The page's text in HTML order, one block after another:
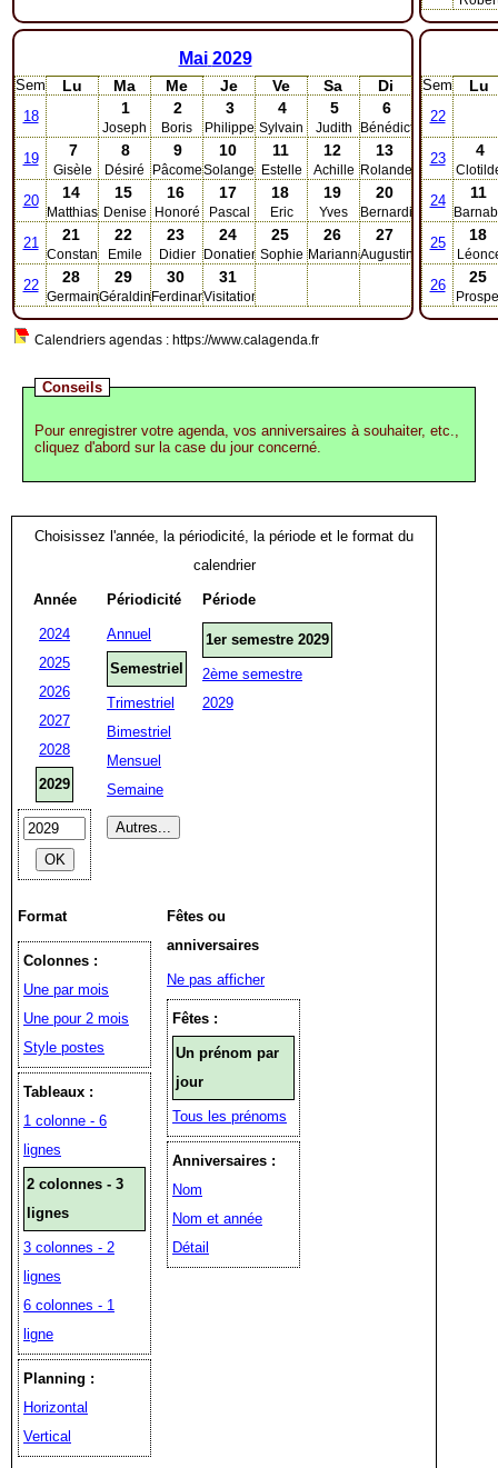
Mai 2029
Sem Lu Ma Me Je Ve Sa Di
18 1
Joseph
2
Boris
3
Philippe
4
Sylvain
5
Judith
6
Bénédicte
19 7
Gisèle
8
Désiré
9
Pâcome
10
Solange
11
Estelle
12
Achille
13
Rolande
20 14
Matthias
15
Denise
16
Honoré
17
Pascal
18
Eric
19
Yves
20
Bernardin
21 21
Constantin
22
Emile
23
Didier
24
Donatien
25
Sophie
26
Marianne
27
Augustin
22 28
Germain
29
Géraldine
30
Ferdinand
31
Visitation
Sem Lu
22
23 4
24 11
25 18
26 25
Calendriers agendas : https://www.calagenda.fr
Conseils
Pour enregistrer votre agenda, vos anniversaires à souhaiter, etc.,
cliquez d'abord sur la case du jour concerné.
Choisissez l'année, la périodicité, la période et le format du
calendrier
Année
2024
2025
2026
2027
2028
2029
Périodicité
Annuel
Semestriel
Trimestriel
Bimestriel
Mensuel
Semaine
Période
1er semestre 2029
2ème semestre
2029
Format
Colonnes :
Une par mois
Une pour 2 mois
Style postes
Tableaux :
1 colonne - 6
lignes
2 colonnes - 3
lignes
3 colonnes - 2
lignes
6 colonnes - 1
ligne
Planning :
Horizontal
Vertical
Fêtes ou
anniversaires
Ne pas afficher
Fêtes :
Un prénom par
jour
Tous les prénoms
Anniversaires :
Nom
Nom et année
Détail